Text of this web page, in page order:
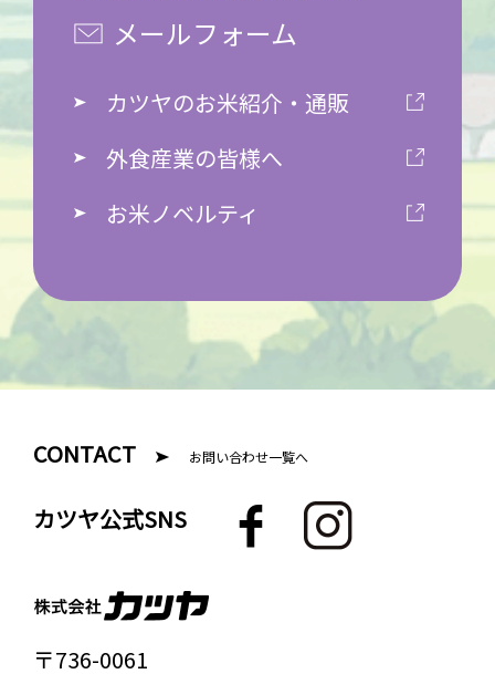
メールフォーム
カツヤのお米紹介・通販
外食産業の皆様へ
お米ノベルティ
CONTACT お問い合わせ一覧へ
カツヤ公式SNS
I
n
〒736-0061